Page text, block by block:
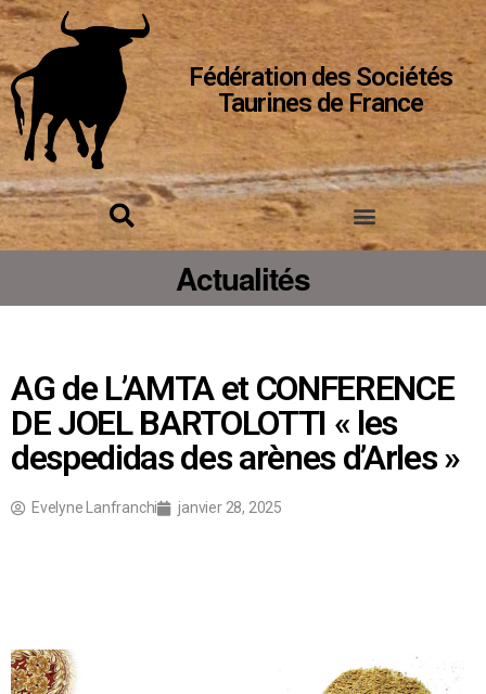
Fédération des Sociétés
Taurines de France
Actualités
AG de L’AMTA et CONFERENCE
DE JOEL BARTOLOTTI « les
despedidas des arènes d’Arles »
Evelyne Lanfranchi janvier 28, 2025